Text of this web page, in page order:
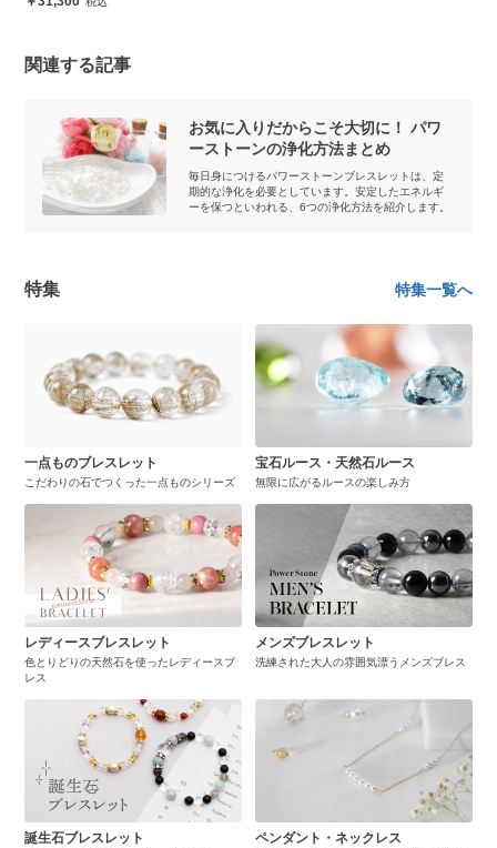
関連する記事
お気に入りだからこそ大切に！ パワ
ーストーンの浄化方法まとめ
毎日身につけるパワーストーンブレスレットは、定
期的な浄化を必要としています。安定したエネルギ
ーを保つといわれる、6つの浄化方法を紹介します。
特集 特集一覧へ
一点ものブレスレット
こだわりの石でつくった一点ものシリーズ
宝石ルース・天然石ルース
無限に広がるルースの楽しみ方
レディースブレスレット
色とりどりの天然石を使ったレディースブ
レス
メンズブレスレット
洗練された大人の雰囲気漂うメンズブレス
誕生石ブレスレット ペンダント・ネックレス